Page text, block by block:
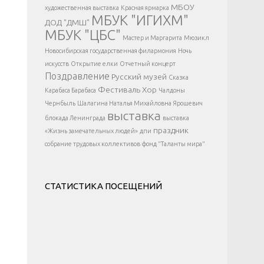
</div >
художественная выставка Красная ярмарка МБОУ
ДОД "ДМШ" МБУК "ИГИХМ"
МБУК "ЦБС" Мастер и Маргарита Мюзикл
Новосибирская государственная филармония Ночь
искусств Открытие елки Отчетный концерт
Поздравление Русский музей Сказка
Карабаса Барабаса ФестивальХор Чалдоны
Чернбыль Шалагина Наталья Михайловна Ярошевич
блокада Ленинграда выставка выставка
«Жизнь замечательных людей» дпи праздник
собрание трудовых коллективов фонд "Таланты мира"
СТАТИСТИКА ПОСЕЩЕНИЙ